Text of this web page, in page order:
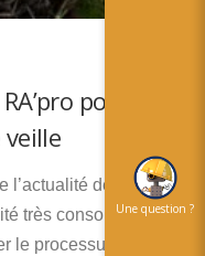
pour
des
très consommatrice
le processus et de
Une question ?